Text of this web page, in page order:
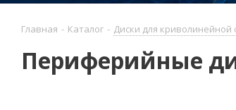
Главная - Каталог - Диски для криволинейной
Периферийные